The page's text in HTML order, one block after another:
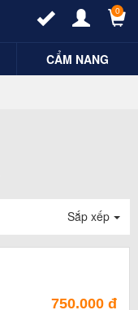
0
CẨM NANG
Sắp xếp
750.000 đ